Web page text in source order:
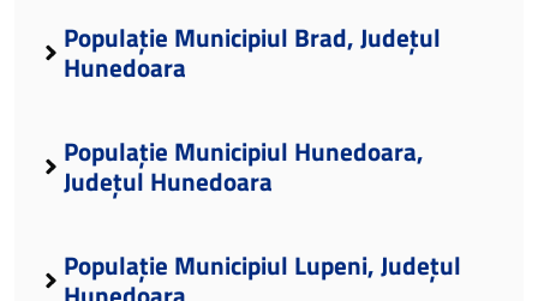
Populație Municipiul Brad, Județul
Hunedoara
Populație Municipiul Hunedoara,
Județul Hunedoara
Populație Municipiul Lupeni, Județul